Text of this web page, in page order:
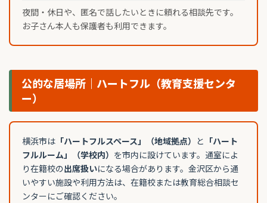
夜間・休日や、匿名で話したいときに頼れる相談先です。
お子さん本人も保護者も利用できます。
公的な居場所｜ハートフル（教育支援センタ
ー）
横浜市は 「ハートフルスペース」（地域拠点） と 「ハート
フルルーム」（学校内） を市内に設けています。通室によ
り在籍校の出席扱いになる場合があります。金沢区から通
いやすい施設や利用方法は、在籍校または教育総合相談セ
ンターにご確認ください。